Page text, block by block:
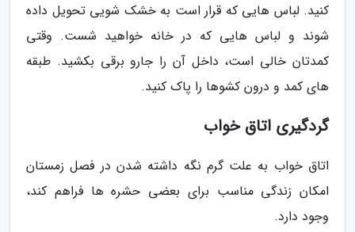
کنید. لباس هایی که قرار است به خشک شویی تحویل داده
شوند و لباس هایی که در خانه خواهید شست. وقتی
کمدتان خالی است، داخل آن را جارو برقی بکشید. طبقه
های کمد و درون کشوها را پاک کنید.
گردگیری اتاق خواب
اتاق خواب به علت گرم نگه داشته شدن در فصل زمستان
امکان زندگی مناسب برای بعضی حشره ها فراهم کند،
وجود دارد.